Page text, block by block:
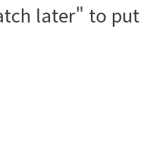
later" to put